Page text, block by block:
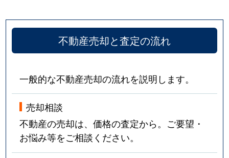
不動産売却と査定の流れ
一般的な不動産売却の流れを説明します。
売却相談
不動産の売却は、価格の査定から。ご要望・
お悩み等をご相談ください。